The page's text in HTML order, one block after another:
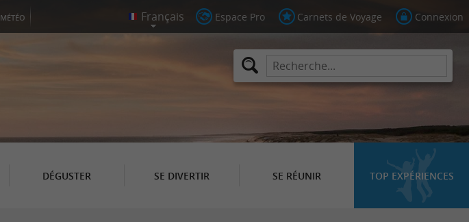
MÉTÉO Espace Pro Carnets de Voyage Connexion
DÉGUSTER SE DIVERTIR SE RÉUNIR TOP EXPÉRIENCES